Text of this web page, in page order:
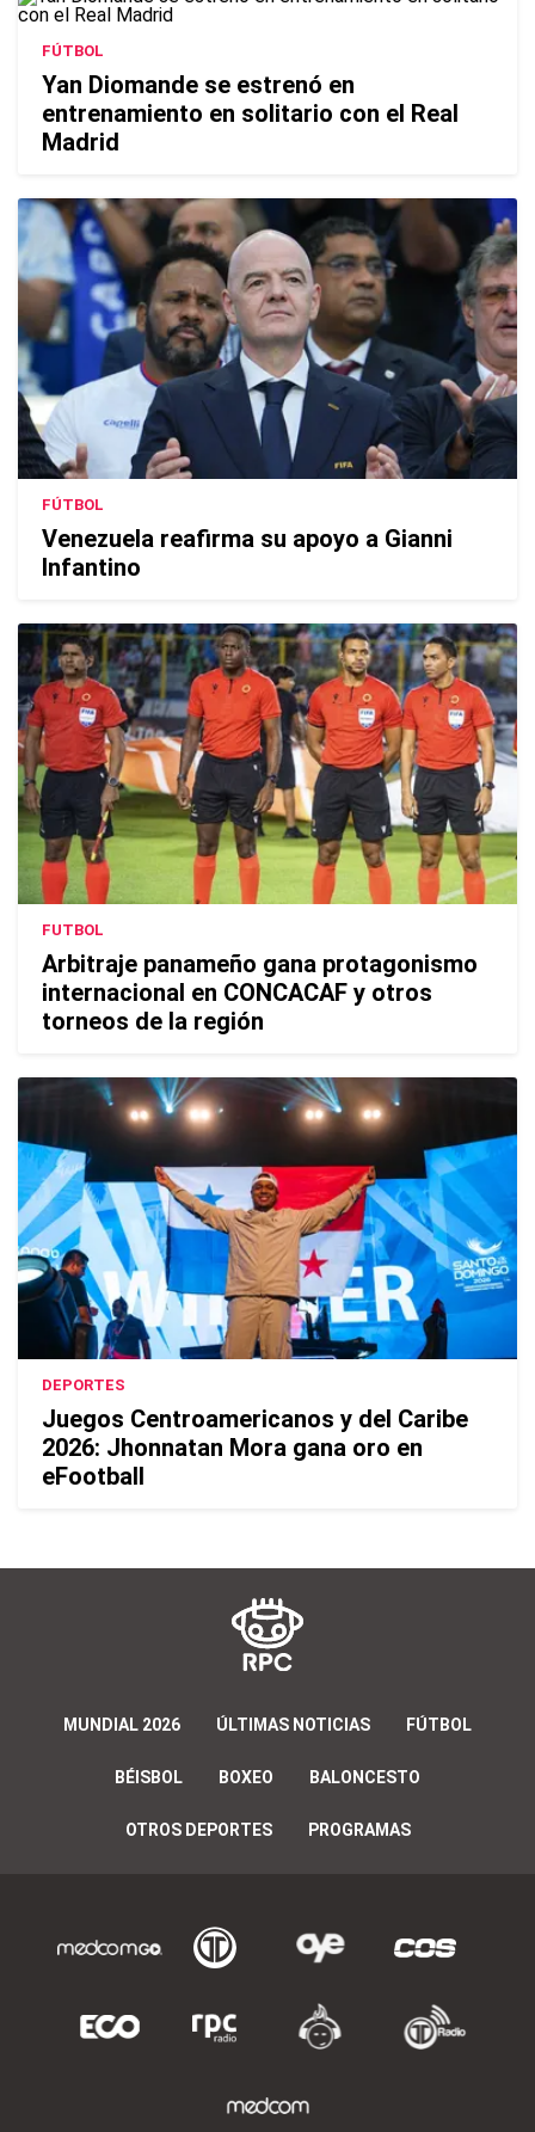
FÚTBOL
Yan Diomande se estrenó en
entrenamiento en solitario con el Real
Madrid
FÚTBOL
Venezuela reafirma su apoyo a Gianni
Infantino
FUTBOL
Arbitraje panameño gana protagonismo
internacional en CONCACAF y otros
torneos de la región
DEPORTES
Juegos Centroamericanos y del Caribe
2026: Jhonnatan Mora gana oro en
eFootball
MUNDIAL 2026 ÚLTIMAS NOTICIAS FÚTBOL
BÉISBOL BOXEO BALONCESTO
OTROS DEPORTES PROGRAMAS